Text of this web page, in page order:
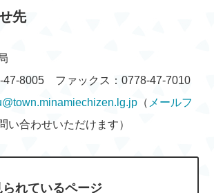
先
47-8005 ファックス：0778-47-7010
（ メールフ
い合わせいただけます）
られているページ